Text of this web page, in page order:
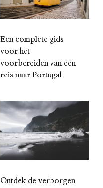
Een complete gids
voor het
voorbereiden van een
reis naar Portugal
Ontdek de verborgen